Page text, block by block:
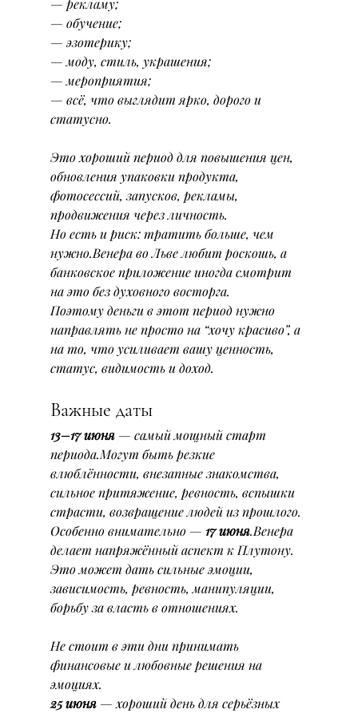
— рекламу;
— обучение;
— эзотерику;
— моду, стиль, украшения;
— мероприятия;
— всё, что выглядит ярко, дорого и
статусно.
Это хороший период для повышения цен,
обновления упаковки продукта,
фотосессий, запусков, рекламы,
продвижения через личность.
Но есть и риск: тратить больше, чем
нужно.Венера во Льве любит роскошь, а
банковское приложение иногда смотрит
на это без духовного восторга.
Поэтому деньги в этот период нужно
направлять не просто на “хочу красиво”, а
на то, что усиливает вашу ценность,
статус, видимость и доход.
Важные даты
13–17 июня — самый мощный старт
периода.Могут быть резкие
влюблённости, внезапные знакомства,
сильное притяжение, ревность, вспышки
страсти, возвращение людей из прошлого.
Особенно внимательно — 17 июня.Венера
делает напряжённый аспект к Плутону.
Это может дать сильные эмоции,
зависимость, ревность, манипуляции,
борьбу за власть в отношениях.
Не стоит в эти дни принимать
финансовые и любовные решения на
эмоциях.
25 июня — хороший день для серьёзных